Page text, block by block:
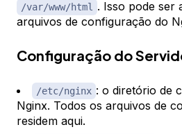
/var/www/html . Isso pode ser
arquivos de configuração do
Configuração do
/etc/nginx : o diretório de
Nginx. Todos os arquivos de
residem aqui.